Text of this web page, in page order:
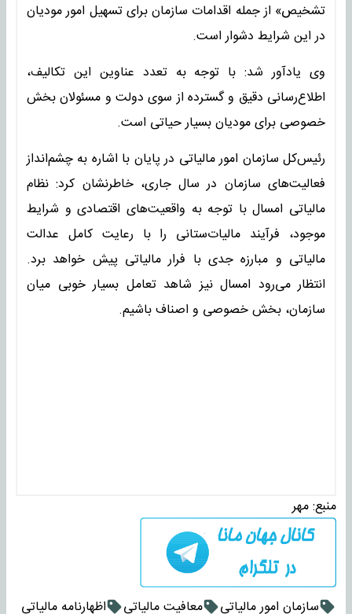
تشخیص» از جمله اقدامات سازمان برای تسهیل امور مودیان
در این شرایط دشوار است.
وی یادآور شد: با توجه به تعدد عناوین این تکالیف،
اطلاع‌رسانی دقیق و گسترده از سوی دولت و مسئولان بخش
خصوصی برای مودیان بسیار حیاتی است.
رئیس‌کل سازمان امور مالیاتی در پایان با اشاره به چشم‌انداز
فعالیت‌های سازمان در سال جاری، خاطرنشان کرد: نظام
مالیاتی امسال با توجه به واقعیت‌های اقتصادی و شرایط
موجود، فرآیند مالیات‌ستانی را با رعایت کامل عدالت
مالیاتی و مبارزه جدی با فرار مالیاتی پیش خواهد برد.
انتظار می‌رود امسال نیز شاهد تعامل بسیار خوبی میان
سازمان، بخش خصوصی و اصناف باشیم.
منبع:مهر
سازمان امور مالیاتی معافیت مالیاتی اظهارنامه مالیاتی